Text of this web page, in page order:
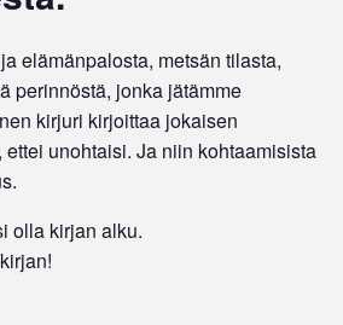
elämänpalosta, metsän tilasta,
perinnöstä, jonka jätämme
kirjuri kirjoittaa jokaisen
unohtaisi. Ja niin kohtaamisista
olla kirjan alku.